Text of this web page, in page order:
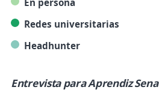
Redes universitarias
Headhunter
Entrevista para Aprendiz Sena